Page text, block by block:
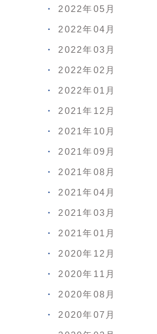
2022年05月
2022年04月
2022年03月
2022年02月
2022年01月
2021年12月
2021年10月
2021年09月
2021年08月
2021年04月
2021年03月
2021年01月
2020年12月
2020年11月
2020年08月
2020年07月